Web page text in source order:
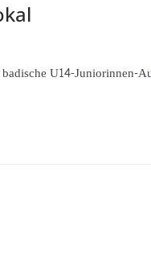
U14-Juniorinnen-